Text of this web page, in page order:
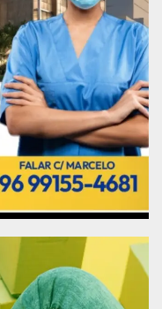
que ela não
atendimento
está
Legislativa, no